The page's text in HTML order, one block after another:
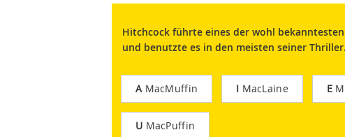
Hitchcock führte eines der wohl
und benutzte es in den meisten seiner
AMacMuffin I MacLaine E
U MacPuffin